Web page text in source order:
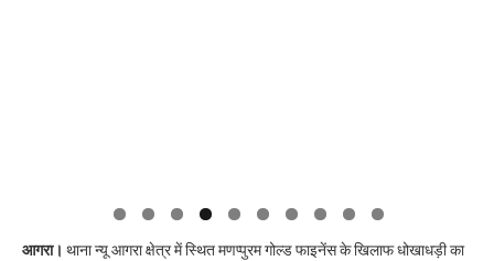
आगरा। थाना न्यू आगरा क्षेत्र में स्थित मणप्पुरम गोल्ड फाइनेंस के खिलाफ धोखाधड़ी का